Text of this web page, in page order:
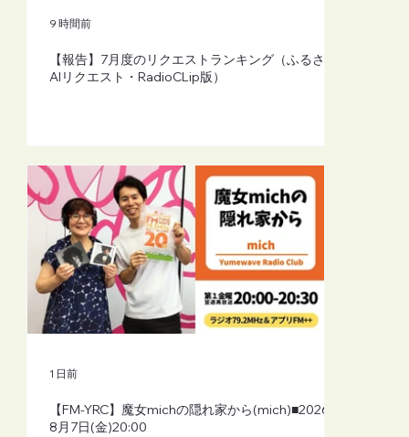
【報告】7月度のリクエストランキング（ふるさと
AIリクエスト・RadioCLip版）
9 時間前
【FM-YRC】魔女michの隠れ家から(mich)■2026年
8月7日(金)20:00
1 日前